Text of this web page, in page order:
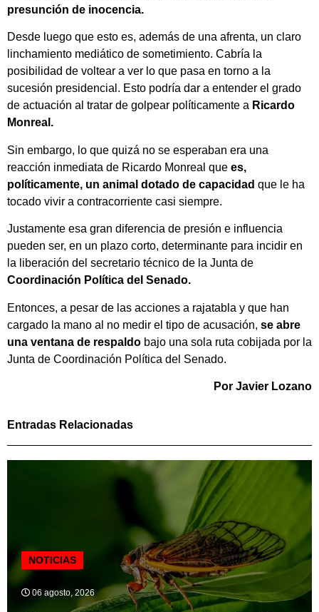
presunción de inocencia.
Desde luego que esto es, además de una afrenta, un claro
linchamiento mediático de sometimiento. Cabría la
posibilidad de voltear a ver lo que pasa en torno a la
sucesión presidencial. Esto podría dar a entender el grado
de actuación al tratar de golpear políticamente a Ricardo
Monreal.
Sin embargo, lo que quizá no se esperaban era una
reacción inmediata de Ricardo Monreal que es,
políticamente, un animal dotado de capacidad que le ha
tocado vivir a contracorriente casi siempre.
Justamente esa gran diferencia de presión e influencia
pueden ser, en un plazo corto, determinante para incidir en
la liberación del secretario técnico de la Junta de
Coordinación Política del Senado.
Entonces, a pesar de las acciones a rajatabla y que han
cargado la mano al no medir el tipo de acusación, se abre
una ventana de respaldo bajo una sola ruta cobijada por la
Junta de Coordinación Política del Senado.
Por Javier Lozano
Entradas Relacionadas
NOTICIAS
06 agosto, 2026